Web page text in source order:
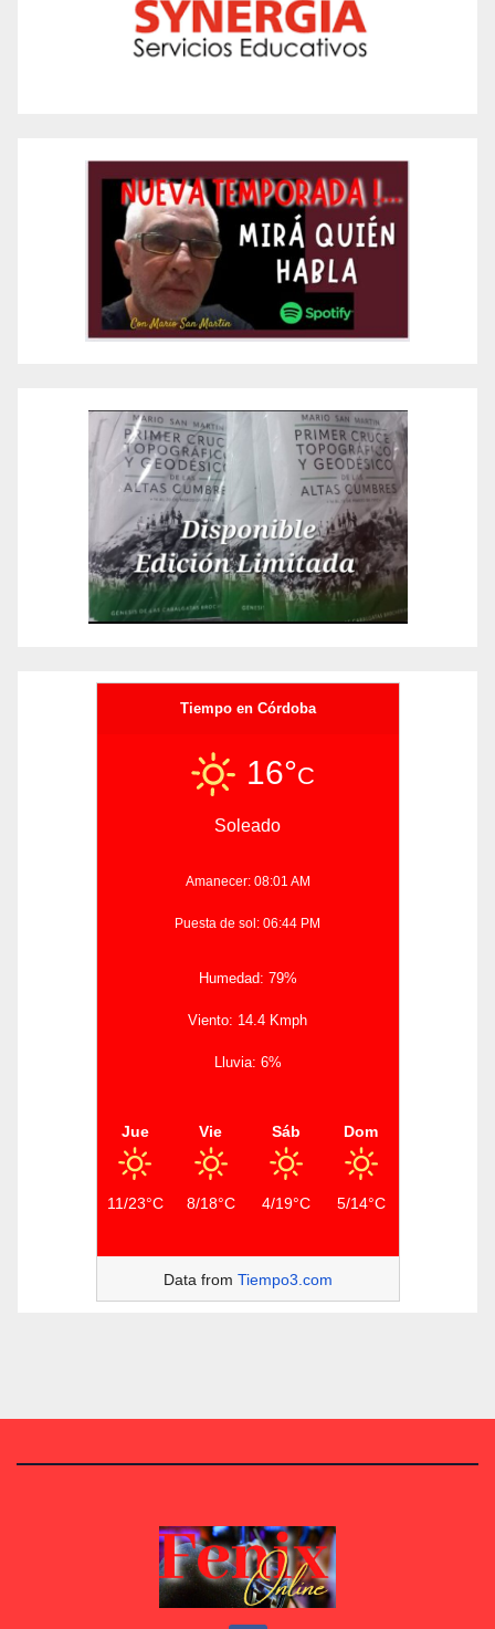
Tiempo en Córdoba
16°C
Soleado
Amanecer: 08:01 AM
Puesta de sol: 06:44 PM
Humedad: 79%
Viento: 14.4 Kmph
Lluvia: 6%
Jue
11/23°C
Vie
8/18°C
Sáb
4/19°C
Dom
5/14°C
Data from Tiempo3.com